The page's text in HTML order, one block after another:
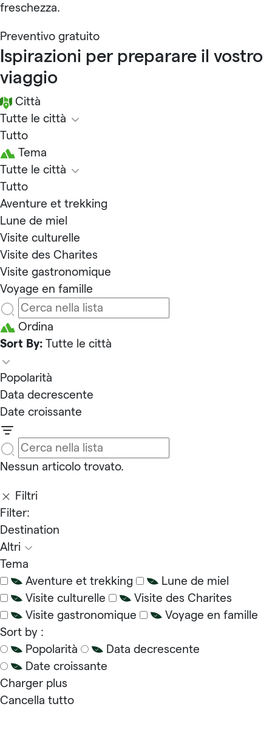
freschezza.
Preventivo gratuito
Ispirazioni per preparare il vostro
viaggio
Città
Tutte le città
Tutto
Tema
Tutte le città
Tutto
Aventure et trekking
Lune de miel
Visite culturelle
Visite des Charites
Visite gastronomique
Voyage en famille
Ordina
Sort By: Tutte le città
Popolarità
Data decrescente
Date croissante
Nessun articolo trovato.
Filtri
Filter:
Destination
Altri
Tema
Aventure et trekking
Lune de miel
Visite culturelle
Visite des Charites
Visite gastronomique
Voyage en famille
Sort by :
Popolarità
Data decrescente
Date croissante
Charger plus
Cancella tutto